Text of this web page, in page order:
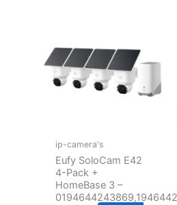
ip-camera's
Eufy SoloCam E42
4-Pack +
HomeBase 3 –